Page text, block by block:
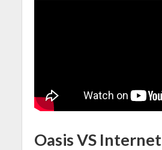
Oasis VS Internet